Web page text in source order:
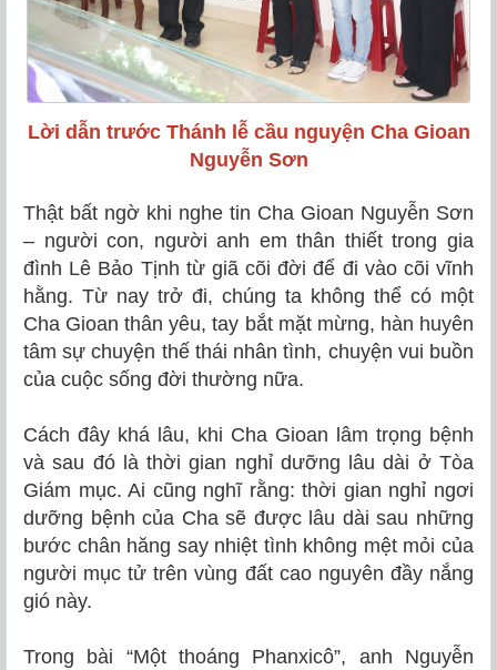
Lời dẫn trước Thánh lễ cầu nguyện Cha Gioan
Nguyễn Sơn
Thật bất ngờ khi nghe tin Cha Gioan Nguyễn Sơn
– người con, người anh em thân thiết trong gia
đình Lê Bảo Tịnh từ giã cõi đời để đi vào cõi vĩnh
hằng. Từ nay trở đi, chúng ta không thể có một
Cha Gioan thân yêu, tay bắt mặt mừng, hàn huyên
tâm sự chuyện thế thái nhân tình, chuyện vui buồn
của cuộc sống đời thường nữa.
Cách đây khá lâu, khi Cha Gioan lâm trọng bệnh
và sau đó là thời gian nghỉ dưỡng lâu dài ở Tòa
Giám mục. Ai cũng nghĩ rằng: thời gian nghỉ ngơi
dưỡng bệnh của Cha sẽ được lâu dài sau những
bước chân hăng say nhiệt tình không mệt mỏi của
người mục tử trên vùng đất cao nguyên đầy nắng
gió này.
Trong bài “Một thoáng Phanxicô”, anh Nguyễn